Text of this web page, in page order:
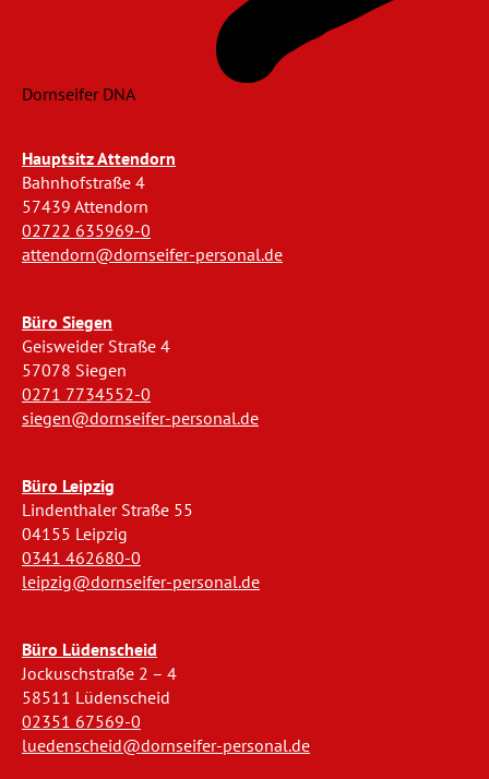
Dornseifer DNA
Hauptsitz Attendorn
Bahnhofstraße 4
57439 Attendorn
02722 635969-0
attendorn@dornseifer-personal.de
Büro Siegen
Geisweider Straße 4
57078 Siegen
0271 7734552-0
siegen@dornseifer-personal.de
Büro Leipzig
Lindenthaler Straße 55
04155 Leipzig
0341 462680-0
leipzig@dornseifer-personal.de
Büro Lüdenscheid
Jockuschstraße 2 – 4
58511 Lüdenscheid
02351 67569-0
luedenscheid@dornseifer-personal.de